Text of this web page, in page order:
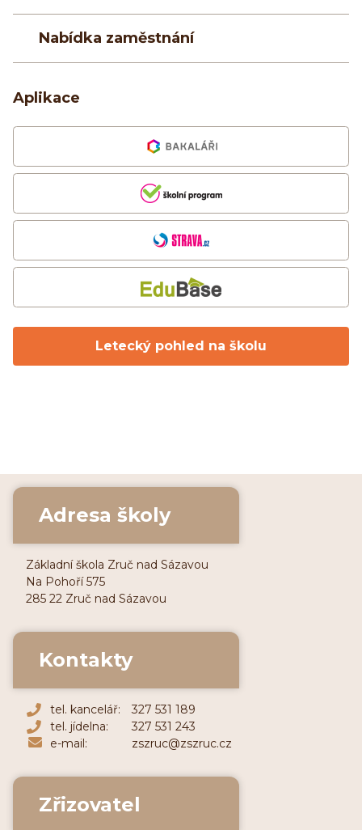
Nabídka zaměstnání
Aplikace
Letecký pohled na školu
Adresa školy
Základní škola Zruč nad Sázavou
Na Pohoří 575
285 22 Zruč nad Sázavou
Kontakty
tel. kancelář:
327 531 189
tel. jídelna:
327 531 243
e-mail:
zszruc@zszruc.cz
Zřizovatel